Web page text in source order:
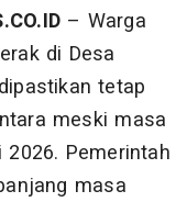
– Warga
di Desa
tetap
meski masa
Pemerintah
masa